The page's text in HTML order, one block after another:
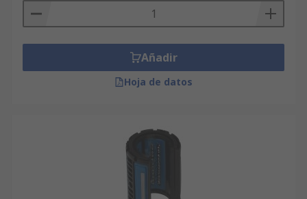
Añadir
Hoja de datos